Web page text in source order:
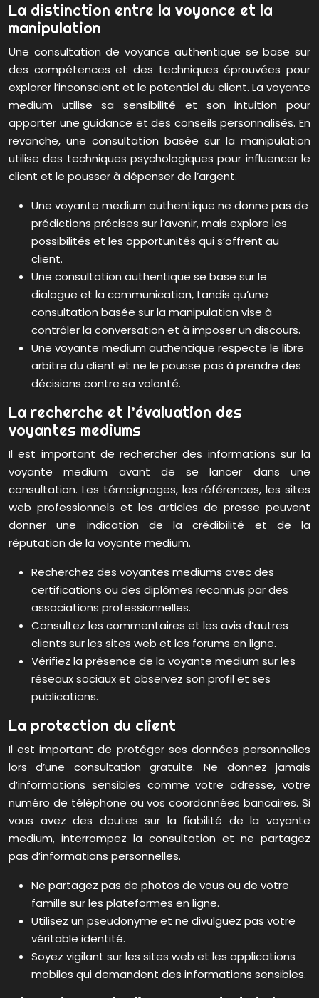
La distinction entre la voyance et la
manipulation
Une consultation de voyance authentique se base sur
des compétences et des techniques éprouvées pour
explorer l’inconscient et le potentiel du client. La voyante
medium utilise sa sensibilité et son intuition pour
apporter une guidance et des conseils personnalisés. En
revanche, une consultation basée sur la manipulation
utilise des techniques psychologiques pour influencer le
client et le pousser à dépenser de l’argent.
Une voyante medium authentique ne donne pas de
prédictions précises sur l’avenir, mais explore les
possibilités et les opportunités qui s’offrent au
client.
Une consultation authentique se base sur le
dialogue et la communication, tandis qu’une
consultation basée sur la manipulation vise à
contrôler la conversation et à imposer un discours.
Une voyante medium authentique respecte le libre
arbitre du client et ne le pousse pas à prendre des
décisions contre sa volonté.
La recherche et l’évaluation des
voyantes mediums
Il est important de rechercher des informations sur la
voyante medium avant de se lancer dans une
consultation. Les témoignages, les références, les sites
web professionnels et les articles de presse peuvent
donner une indication de la crédibilité et de la
réputation de la voyante medium.
Recherchez des voyantes mediums avec des
certifications ou des diplômes reconnus par des
associations professionnelles.
Consultez les commentaires et les avis d’autres
clients sur les sites web et les forums en ligne.
Vérifiez la présence de la voyante medium sur les
réseaux sociaux et observez son profil et ses
publications.
La protection du client
Il est important de protéger ses données personnelles
lors d’une consultation gratuite. Ne donnez jamais
d’informations sensibles comme votre adresse, votre
numéro de téléphone ou vos coordonnées bancaires. Si
vous avez des doutes sur la fiabilité de la voyante
medium, interrompez la consultation et ne partagez
pas d’informations personnelles.
Ne partagez pas de photos de vous ou de votre
famille sur les plateformes en ligne.
Utilisez un pseudonyme et ne divulguez pas votre
véritable identité.
Soyez vigilant sur les sites web et les applications
mobiles qui demandent des informations sensibles.